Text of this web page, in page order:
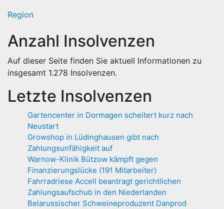
Region
Anzahl Insolvenzen
Auf dieser Seite finden Sie aktuell Informationen zu
insgesamt 1.278 Insolvenzen.
Letzte Insolvenzen
Gartencenter in Dormagen scheitert kurz nach
Neustart
Growshop in Lüdinghausen gibt nach
Zahlungsunfähigkeit auf
Warnow-Klinik Bützow kämpft gegen
Finanzierungslücke (191 Mitarbeiter)
Fahrradriese Accell beantragt gerichtlichen
Zahlungsaufschub in den Niederlanden
Belarussischer Schweineproduzent Danprod